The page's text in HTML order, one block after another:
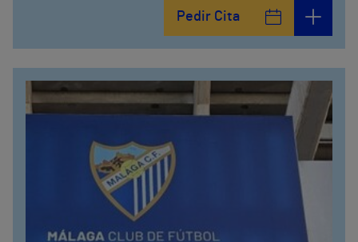
Pedir Cita